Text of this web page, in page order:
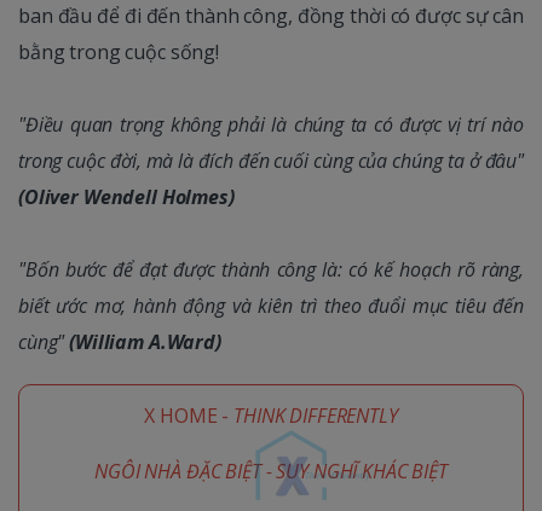
ban đầu để đi đến thành công, đồng thời có được sự cân
bằng trong cuộc sống!
"Điều quan trọng không phải là chúng ta có được vị trí nào
trong cuộc đời, mà là đích đến cuối cùng của chúng ta ở đâu"
(Oliver Wendell Holmes)
"Bốn bước để đạt được thành công là: có kế hoạch rõ ràng,
biết ước mơ, hành động và kiên trì theo đuổi mục tiêu đến
cùng"(William A.Ward)
X HOME - THINK DIFFERENTLY
NGÔI NHÀ ĐẶC BIỆT - SUY NGHĨ KHÁC BIỆT